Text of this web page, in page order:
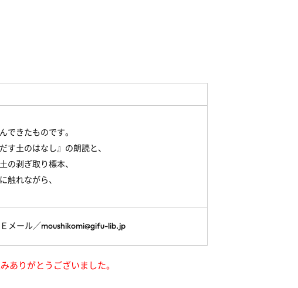
できたものです。
す土のはなし』の朗読と、
の剥ぎ取り標本、
触れながら、
メール／moushikomi@gifu-lib.jp
ありがとうございました。